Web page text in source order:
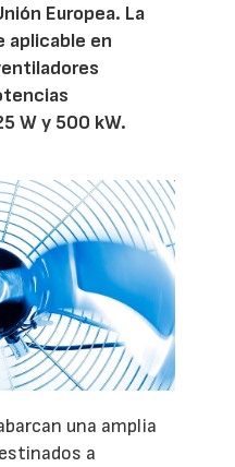
Europea. La
aplicable en
W y 500 kW.
una amplia
a